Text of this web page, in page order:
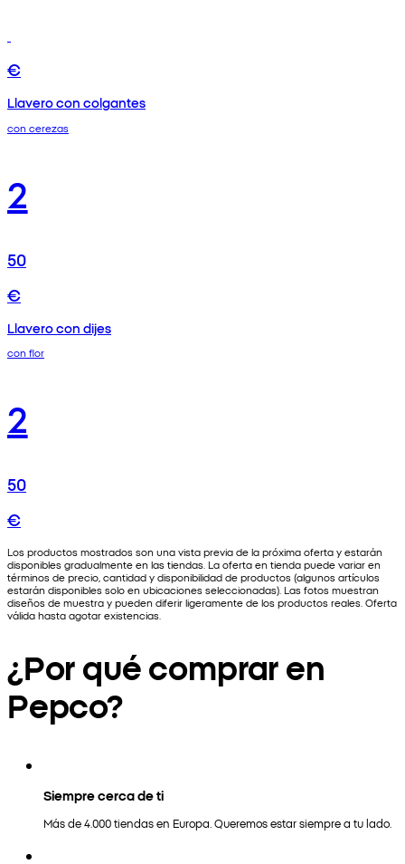
€
Llavero con colgantes
con cerezas
2
50
€
Llavero con dijes
con flor
2
50
€
Los productos mostrados son una vista previa de la próxima oferta y estarán
disponibles gradualmente en las tiendas. La oferta en tienda puede variar en
términos de precio, cantidad y disponibilidad de productos (algunos artículos
estarán disponibles solo en ubicaciones seleccionadas). Las fotos muestran
diseños de muestra y pueden diferir ligeramente de los productos reales. Oferta
válida hasta agotar existencias.
¿Por qué comprar en
Pepco?
Siempre cerca de ti
Más de 4.000 tiendas en Europa. Queremos estar siempre a tu lado.